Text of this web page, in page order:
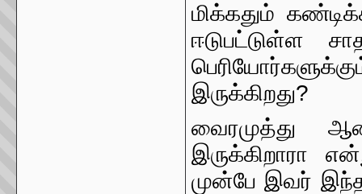
மிக்கதும்
ஈடுபட்டுள்ள
இருக்கிறது?
வைரமுத்து
இருக்கிறாரா
முன்பே இவர்